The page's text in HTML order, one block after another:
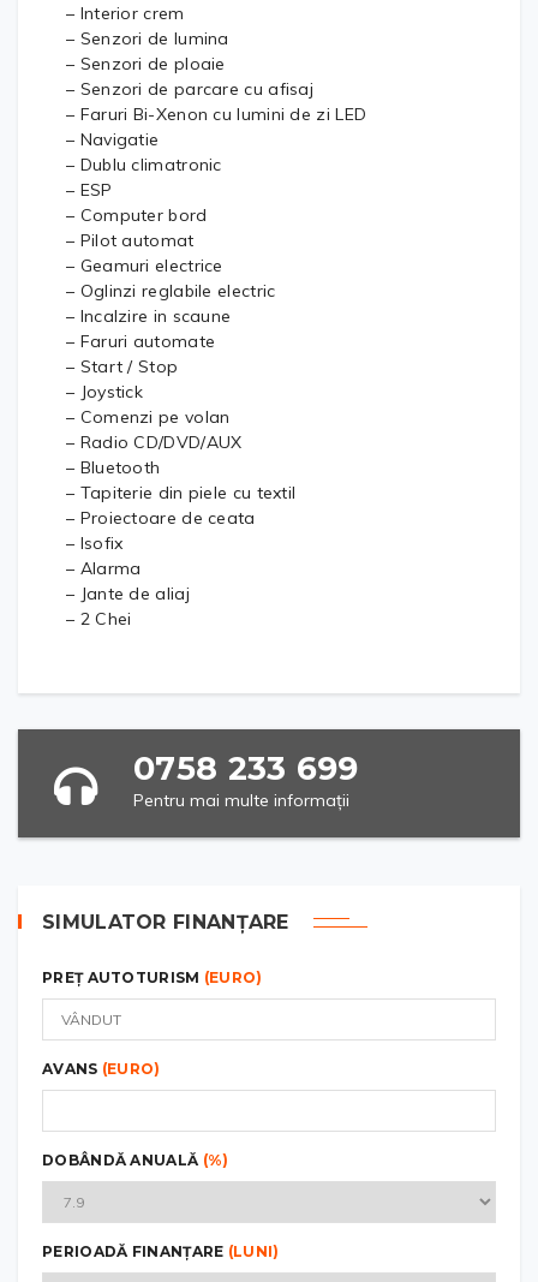
– Interior crem
– Senzori de lumina
– Senzori de ploaie
– Senzori de parcare cu afisaj
– Faruri Bi-Xenon cu lumini de zi LED
– Navigatie
– Dublu climatronic
– ESP
– Computer bord
– Pilot automat
– Geamuri electrice
– Oglinzi reglabile electric
– Incalzire in scaune
– Faruri automate
– Start / Stop
– Joystick
– Comenzi pe volan
– Radio CD/DVD/AUX
– Bluetooth
– Tapiterie din piele cu textil
– Proiectoare de ceata
– Isofix
– Alarma
– Jante de aliaj
– 2 Chei
0758 233 699
Pentru mai multe informații
SIMULATOR FINANȚARE
PREȚ AUTOTURISM (EURO)
AVANS (EURO)
DOBÂNDĂ ANUALĂ (%)
PERIOADĂ FINANȚARE (LUNI)